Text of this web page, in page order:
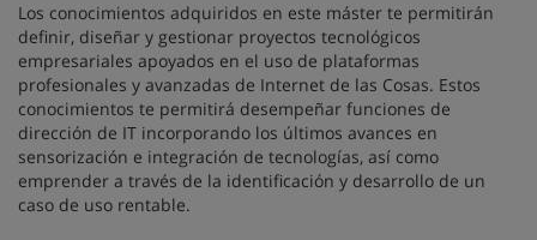
Los conocimientos adquiridos en este máster te permitirán
definir, diseñar y gestionar proyectos tecnológicos
empresariales apoyados en el uso de plataformas
profesionales y avanzadas de Internet de las Cosas. Estos
conocimientos te permitirá desempeñar funciones de
dirección de IT incorporando los últimos avances en
sensorización e integración de tecnologías, así como
emprender a través de la identificación y desarrollo de un
caso de uso rentable.